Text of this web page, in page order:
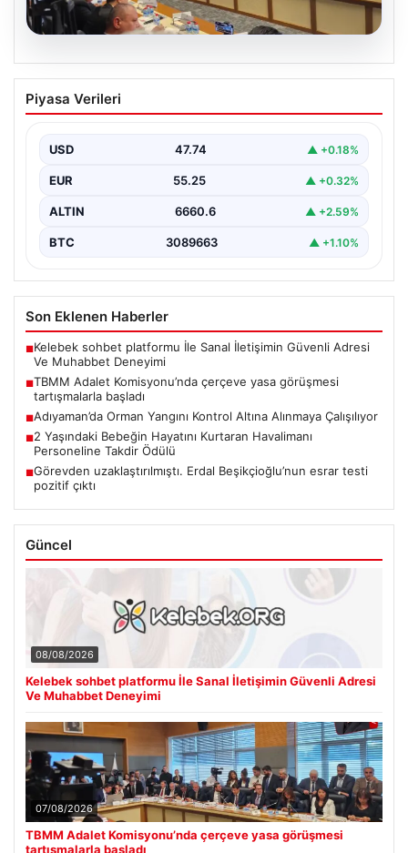
07.08.2026
TBMM Adalet Komisyonu’nda çerçeve
yasa görüşmesi tartışmalarla başladı
Toplumsal Bütünleşmenin Güçlendirilmesine Dair Kanun
Teklifi" adını…
Piyasa Verileri
USD 47.74 ▲ +0.18%
EUR 55.25 ▲ +0.32%
ALTIN 6660.6 ▲ +2.59%
BTC 3089663 ▲ +1.10%
Son Eklenen Haberler
■Kelebek sohbet platformu İle Sanal İletişimin Güvenli Adresi
Ve Muhabbet Deneyimi
■TBMM Adalet Komisyonu’nda çerçeve yasa görüşmesi
tartışmalarla başladı
■Adıyaman’da Orman Yangını Kontrol Altına Alınmaya Çalışılıyor
■2 Yaşındaki Bebeğin Hayatını Kurtaran Havalimanı
Personeline Takdir Ödülü
■Görevden uzaklaştırılmıştı. Erdal Beşikçioğlu’nun esrar testi
pozitif çıktı
Güncel
08/08/2026
Kelebek sohbet platformu İle Sanal İletişimin Güvenli Adresi
Ve Muhabbet Deneyimi
07/08/2026
TBMM Adalet Komisyonu’nda çerçeve yasa görüşmesi
tartışmalarla başladı